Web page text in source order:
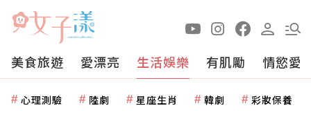
美食旅遊 愛漂亮 生活娛樂 有肌勵 情慾愛
心理測驗 陸劇 星座生肖 韓劇 彩妝保養